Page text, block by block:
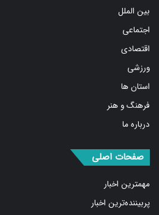
بین الملل
اجتماعی
اقتصادی
ورزشی
استان ها
فرهنگ و هنر
درباره ما
صفحات اصلی
مهمترین اخبار
پربیننده‌ترین اخبار